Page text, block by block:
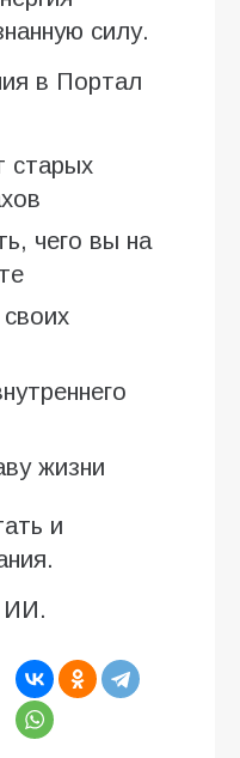
силу.
в Портал
старых
чего вы на
жизни
и
ИИ.